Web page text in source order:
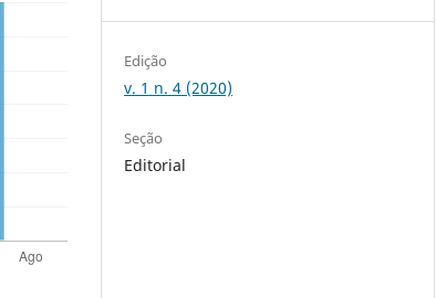
Edição
v. 1 n. 4 (2020)
Seção
Editorial